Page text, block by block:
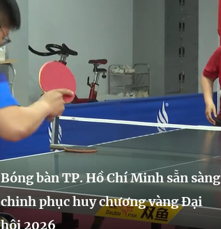
Bóng bàn TP. Hồ Chí Minh sẵn sàng
chinh phục huy chương vàng Đại
hội 2026